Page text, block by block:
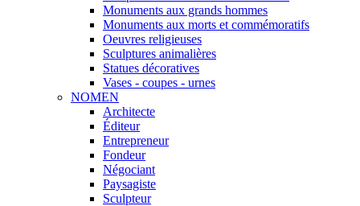
Monuments aux grands hommes
Monuments aux morts et commémoratifs
Oeuvres religieuses
Sculptures animalières
Statues décoratives
Vases - coupes - urnes
NOMEN
Architecte
Éditeur
Entrepreneur
Fondeur
Négociant
Paysagiste
Sculpteur